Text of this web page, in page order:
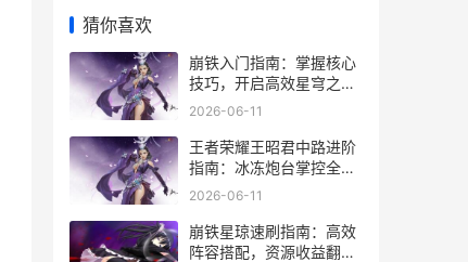
猜你喜欢
崩铁入门指南：掌握核心
技巧，开启高效星穹之
旅！
2026-06-11
王者荣耀王昭君中路进阶
指南：冰冻炮台掌控全
场！
2026-06-11
崩铁星琼速刷指南：高效
阵容搭配，资源收益翻